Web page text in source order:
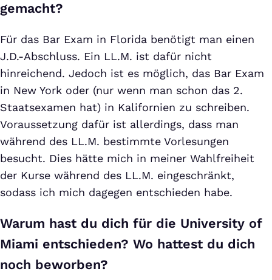
gemacht?
Für das Bar Exam in Florida benötigt man einen
J.D.-Abschluss. Ein LL.M. ist dafür nicht
hinreichend. Jedoch ist es möglich, das Bar Exam
in New York oder (nur wenn man schon das 2.
Staatsexamen hat) in Kalifornien zu schreiben.
Voraussetzung dafür ist allerdings, dass man
während des LL.M. bestimmte Vorlesungen
besucht. Dies hätte mich in meiner Wahlfreiheit
der Kurse während des LL.M. eingeschränkt,
sodass ich mich dagegen entschieden habe.
Warum hast du dich für die University of
Miami entschieden? Wo hattest du dich
noch beworben?